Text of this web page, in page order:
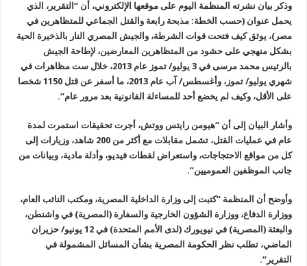
وذكر بيان نشرته المنظمة اليوم على موقعها الإلكتروني، أن “التقرير، الذي
يحمل عنوان (حسب الخطة: مذبحة رابعة والقتل الجماعي للمتظاهرين في
مصر)، يوثق كيف فتحت قوات الشرطة، والجيش المصري النار بالذخيرة الحية
بشكل منهجي على حشود من المتظاهرين المعارضين، لإطاحة الجيش
بالرئيس محمد مرسى في 3 يوليو/ تموز عام 2013، خلال ست مظاهرات في
شهري يوليو/ تموز، وأغسطس/ آب عام 2013، ما أسفر عن قتل 1150 شخصا
على الأقل، وكيف لم يخضع أحد للمساءلة القانونية بعد مرور عام“.
وأشار البيان إلى أن “هيومن رايتس ووتش، أجرت تحقيقات استمرت لمدة
عام في عمليات القتل، تشمل مقابلات مع أكثر من 200 شاهد، وزيارات إلى
كل من مواقع الاحتجاجات، واستعراض لقطات فيديو، وأدلة مادية، وبيانات من
جانب الموظفين العموميين“.
وأوضح أن المنظمة “كتبت إلى وزارة الداخلية المصرية، ومكتب النائب العام،
ووزارة الدفاع، ووزارة الشؤون الخارجية والسفارة (المصرية) في واشنطن،
والبعثة (المصرية) في نيويورك (لدى الأمم المتحدة) في 12 يونيو/ حزيران
الماضي، تطلب نظر الحكومة المصرية بشأن المسائل المشمولة في
التقرير“.